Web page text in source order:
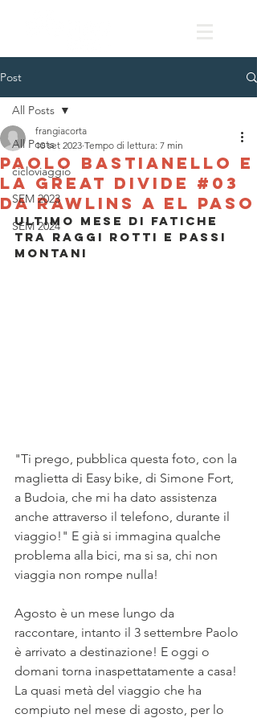
Post
All Posts
cicloviaggio
SEM 2023
SEM 2024
All Posts
Paolo Bastianello e
la Great Divide #03
da Rawlins a El Paso
frangiacorta
10 set 2023 Tempo di lettura: 7 min
Ultimo mese di fatiche
tra raggi rotti e passi
montani
"Ti prego, pubblica questa foto, con la
maglietta di Easy bike, di Simone Fort,
a Budoia, che mi ha dato assistenza
anche attraverso il telefono, durante il
viaggio!" E già si immagina qualche
problema alla bici, ma si sa, chi non
viaggia non rompe nulla!
Agosto è un mese lungo da
raccontare, intanto il 3 settembre Paolo
è arrivato a destinazione! E oggi o
domani torna inaspettatamente a casa!
La quasi metà del viaggio che ha
compiuto nel mese di agosto, per lo